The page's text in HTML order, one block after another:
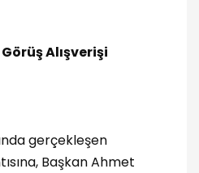
Alışverişi
gerçekleşen
Başkan Ahmet